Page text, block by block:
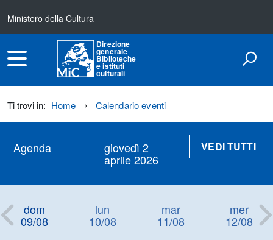
Ministero della Cultura
Direzione
generale
Biblioteche
e istituti
culturali
Ti trovi in: Home Calendario eventi
Agenda giovedì 2
aprile 2026
VEDI TUTTI
dom
09/08
lun
10/08
mar
11/08
mer
12/08